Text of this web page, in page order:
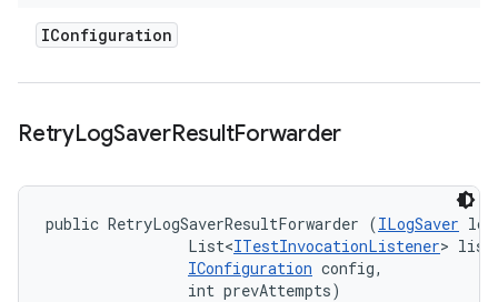
IConfiguration
RetryLogSaverResultForwarder
public RetryLogSaverResultForwarder (ILogSaver
                List<
ITestInvocationListener>
IConfiguration config,
                int prevAttempts)